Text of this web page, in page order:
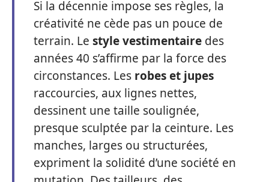
Si la décennie impose ses règles, la
créativité ne cède pas un pouce de
terrain. Le style vestimentaire des
années 40 s’affirme par la force des
circonstances. Les robes et jupes
raccourcies, aux lignes nettes,
dessinent une taille soulignée,
presque sculptée par la ceinture. Les
manches, larges ou structurées,
expriment la solidité d’une société en